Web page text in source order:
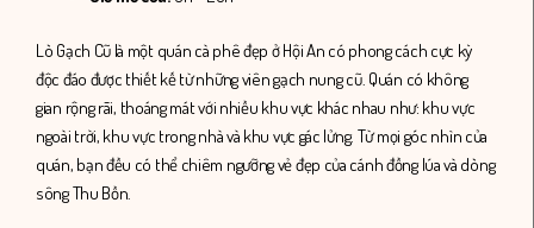
Lò Gạch Cũ là một quán cà phê đẹp ở Hội An có phong cách cực kỳ
độc đáo được thiết kế từ những viên gạch nung cũ. Quán có không
gian rộng rãi, thoáng mát với nhiều khu vực khác nhau như: khu vực
ngoài trời, khu vực trong nhà và khu vực gác lửng. Từ mọi góc nhìn của
quán, bạn đều có thể chiêm ngưỡng vẻ đẹp của cánh đồng lúa và dòng
sông Thu Bồn.